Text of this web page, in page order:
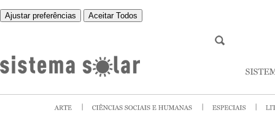
Ajustar preferências Aceitar Todos